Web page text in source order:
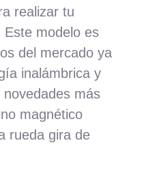
realizar tu
Este modelo es
del mercado ya
inalámbrica y
más
magnético
rueda gira de